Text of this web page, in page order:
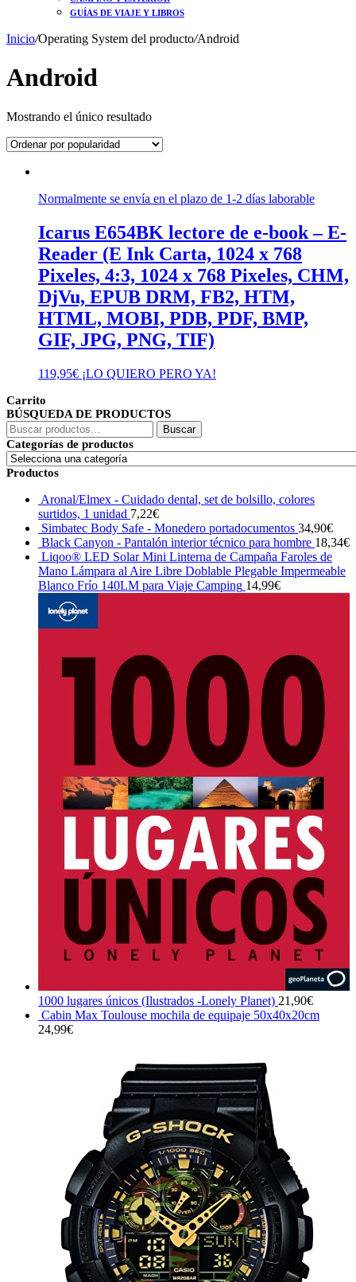
GUÍAS DE VIAJE Y LIBROS
Inicio/Operating System del producto/Android
Android
Mostrando el único resultado
Normalmente se envía en el plazo de 1-2 días laborable
Icarus E654BK lectore de e-book – E-
Reader (E Ink Carta, 1024 x 768
Pixeles, 4:3, 1024 x 768 Pixeles, CHM,
DjVu, EPUB DRM, FB2, HTM,
HTML, MOBI, PDB, PDF, BMP,
GIF, JPG, PNG, TIF)
119,95€ ¡LO QUIERO PERO YA!
Carrito
BÚSQUEDA DE PRODUCTOS
Buscar
por:
Buscar
Categorías de productos
Productos
Aronal/Elmex - Cuidado dental, set de bolsillo, colores
surtidos, 1 unidad 7,22€
Simbatec Body Safe - Monedero portadocumentos 34,90€
Black Canyon - Pantalón interior técnico para hombre 18,34€
Liqoo® LED Solar Mini Linterna de Campaña Faroles de
Mano Lámpara al Aire Libre Doblable Plegable Impermeable
Blanco Frío 140LM para Viaje Camping 14,99€
1000 lugares únicos (Ilustrados -Lonely Planet) 21,90€
Cabin Max Toulouse mochila de equipaje 50x40x20cm
24,99€